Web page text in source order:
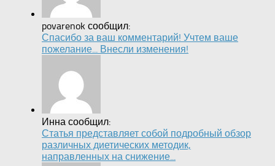
povarenok сообщил:
Спасибо за ваш комментарий! Учтем ваше
пожелание... Внесли изменения!
Инна сообщил:
Статья представляет собой подробный обзор
различных диетических методик,
направленных на снижение...